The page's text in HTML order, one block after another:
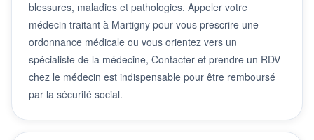
blessures, maladies et pathologies. Appeler votre
médecin traitant à Martigny pour vous prescrire une
ordonnance médicale ou vous orientez vers un
spécialiste de la médecine, Contacter et prendre un RDV
chez le médecin est indispensable pour être remboursé
par la sécurité social.